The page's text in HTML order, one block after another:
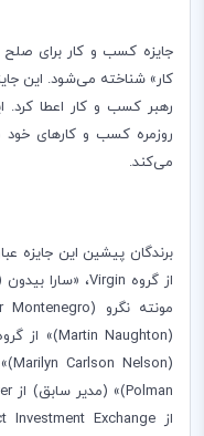
جایزه کسب و کار برای صلح
کار» شناخته می‌شود. این
رهبر کسب و کار اعطا کرد.
روزمره كسب و كارهای
می‌كند.
برندگان پیشین این جایزه
از گروه Virgin، «سارا بیدون
مونته نگرو (Montenegro
(
Martin Naughton)» از
(
Marilyn Carlson Nelson
Polman)» (مدیر سابق) از
از Investment Exchange